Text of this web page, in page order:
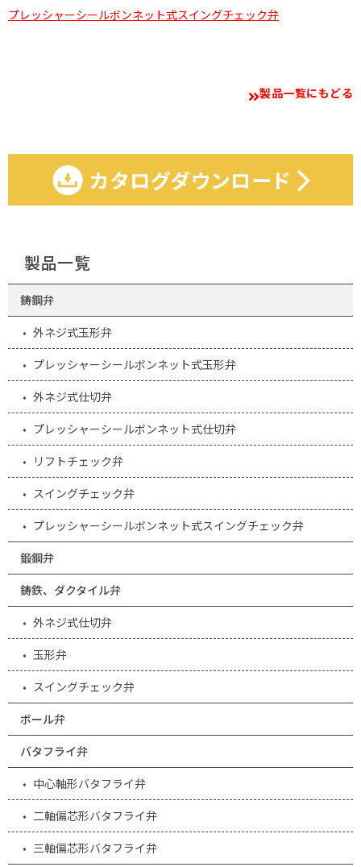
プレッシャーシールボンネット式スイングチェック弁
製品一覧にもどる
製品一覧
鋳鋼弁
外ネジ式玉形弁
プレッシャーシールボンネット式玉形弁
外ネジ式仕切弁
プレッシャーシールボンネット式仕切弁
リフトチェック弁
スイングチェック弁
プレッシャーシールボンネット式スイングチェック弁
鍛鋼弁
鋳鉄、ダクタイル弁
外ネジ式仕切弁
玉形弁
スイングチェック弁
ボール弁
バタフライ弁
中心軸形バタフライ弁
二軸偏芯形バタフライ弁
三軸偏芯形バタフライ弁